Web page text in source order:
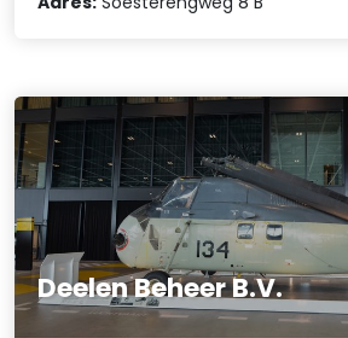
Deelen Beheer B.V.